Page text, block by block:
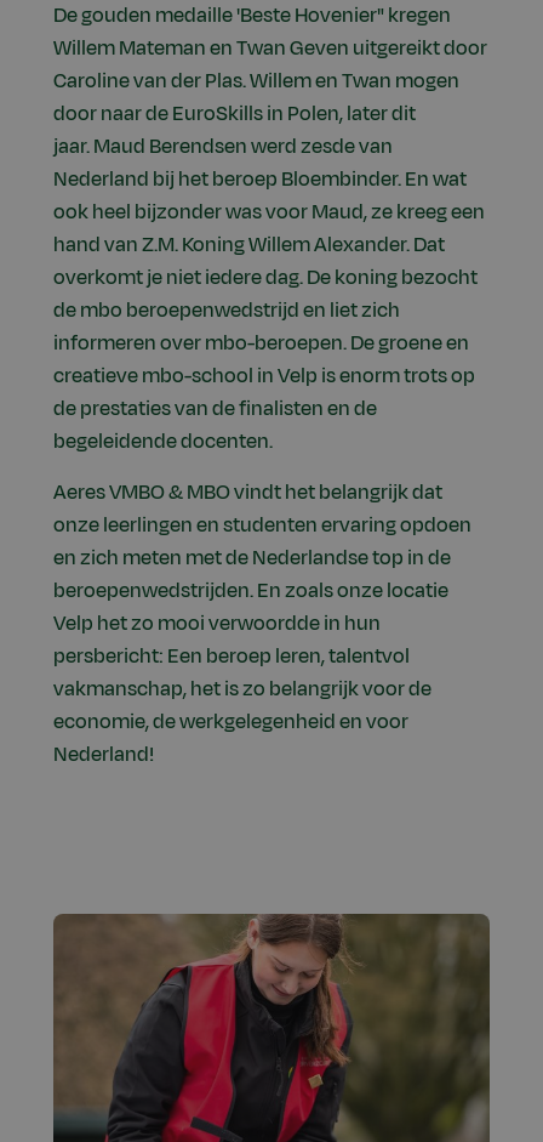
De gouden medaille 'Beste Hovenier" kregen
Willem Mateman en Twan Geven uitgereikt door
Caroline van der Plas. Willem en Twan mogen
door naar de EuroSkills in Polen, later dit
jaar. Maud Berendsen werd zesde van
Nederland bij het beroep Bloembinder. En wat
ook heel bijzonder was voor Maud, ze kreeg een
hand van Z.M. Koning Willem Alexander. Dat
overkomt je niet iedere dag. De koning bezocht
de mbo beroepenwedstrijd en liet zich
informeren over mbo-beroepen. De groene en
creatieve mbo-school in Velp is enorm trots op
de prestaties van de finalisten en de
begeleidende docenten.
Aeres VMBO & MBO vindt het belangrijk dat
onze leerlingen en studenten ervaring opdoen
en zich meten met de Nederlandse top in de
beroepenwedstrijden. En zoals onze locatie
Velp het zo mooi verwoordde in hun
persbericht: Een beroep leren, talentvol
vakmanschap, het is zo belangrijk voor de
economie, de werkgelegenheid en voor
Nederland!